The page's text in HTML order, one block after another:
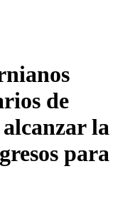
de
la
para